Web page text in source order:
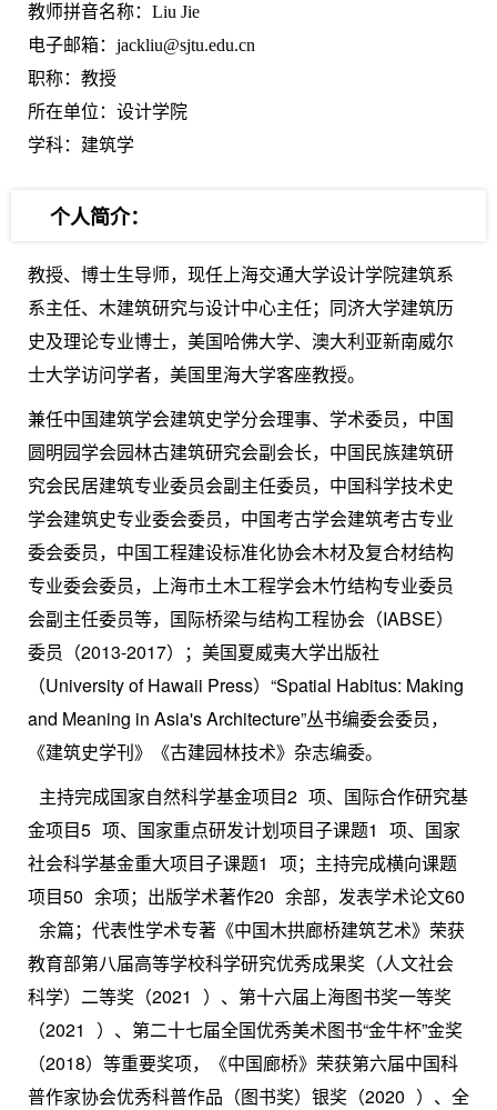
教师拼音名称：Liu Jie
电子邮箱：jackliu@sjtu.edu.cn
职称：教授
所在单位：设计学院
学科：建筑学
个人简介：
教授、博士生导师，现任上海交通大学设计学院建筑系
系主任、木建筑研究与设计中心主任；同济大学建筑历
史及理论专业博士，美国哈佛大学、澳大利亚新南威尔
士大学访问学者，美国里海大学客座教授。
兼任中国建筑学会建筑史学分会理事、学术委员，中国
圆明园学会园林古建筑研究会副会长，中国民族建筑研
究会民居建筑专业委员会副主任委员，中国科学技术史
学会建筑史专业委会委员，中国考古学会建筑考古专业
委会委员，中国工程建设标准化协会木材及复合材结构
专业委会委员，上海市土木工程学会木竹结构专业委员
会副主任委员等，国际桥梁与结构工程协会（IABSE）
委员（2013-2017）；美国夏威夷大学出版社
（University of Hawaii Press）“Spatial Habitus: Making
and Meaning in Asia's Architecture”丛书编委会委员，
《建筑史学刊》《古建园林技术》杂志编委。
主持完成国家自然科学基金项目2 项、国际合作研究基
金项目5 项、国家重点研发计划项目子课题1 项、国家
社会科学基金重大项目子课题1 项；主持完成横向课题
项目50 余项；出版学术著作20 余部，发表学术论文60
余篇；代表性学术专著《中国木拱廊桥建筑艺术》荣获
教育部第八届高等学校科学研究优秀成果奖（人文社会
科学）二等奖（2021
）、第十六届上海图书奖一等奖
（2021
）、第二十七届全国优秀美术图书“金牛杯”金奖
（2018）等重要奖项，《中国廊桥》荣获第六届中国科
普作家协会优秀科普作品（图书奖）银奖（2020 ）、全